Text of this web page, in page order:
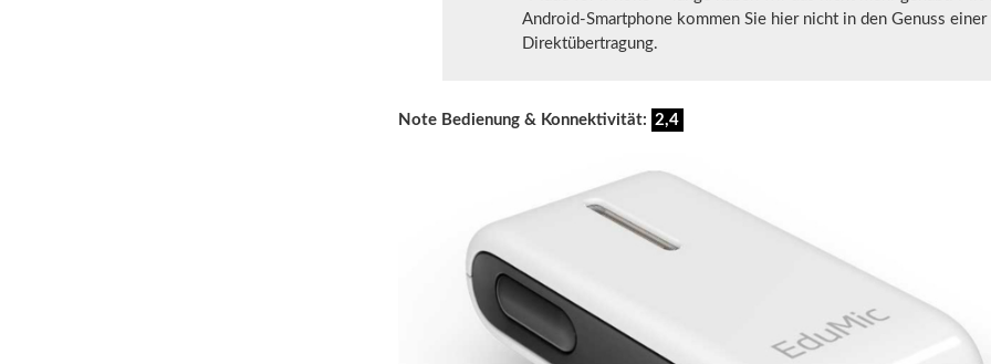
Android-Smartphone kommen Sie hier nicht in den Genuss
Direktübertragung.
Note Bedienung & Konnektivität: 2,4